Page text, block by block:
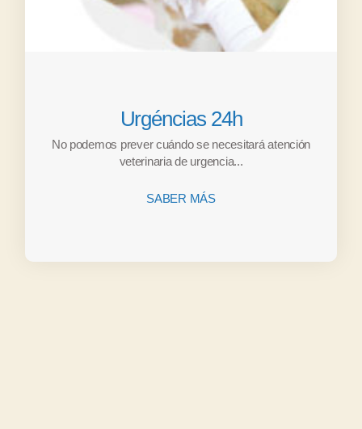
Urgéncias 24h
No podemos prever cuándo se necesitará atención
veterinaria de urgencia...
SABER MÁS